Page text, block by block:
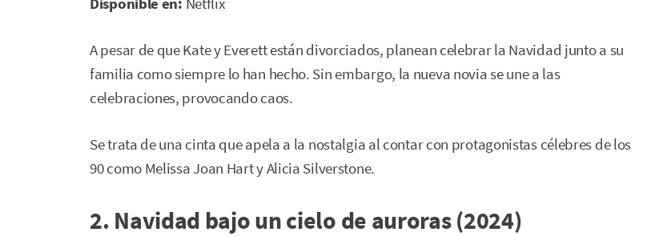
A pesar de que Kate y Everett están divorciados, planean celebrar la Navidad junto a su
familia como siempre lo han hecho. Sin embargo, la nueva novia se une a las
celebraciones, provocando caos.
Se trata de una cinta que apela a la nostalgia al contar con protagonistas célebres de los
90 como Melissa Joan Hart y Alicia Silverstone.
2. Navidad bajo un cielo de auroras (2024)